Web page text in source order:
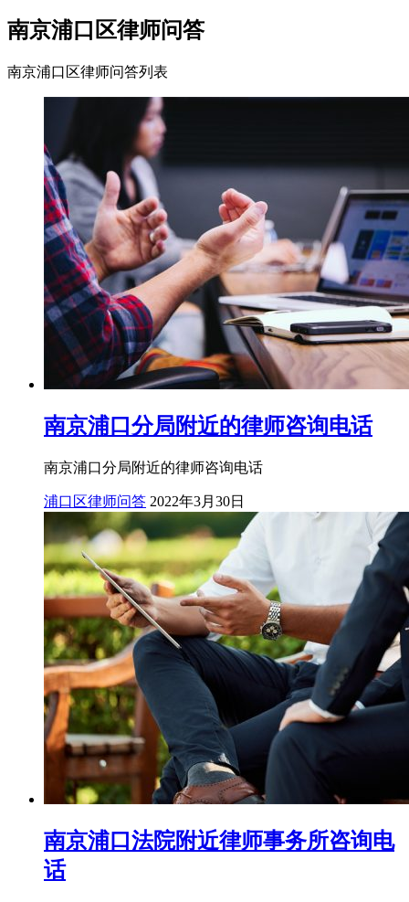
南京浦口区律师问答
南京浦口区律师问答列表
南京浦口分局附近的律师咨询电话
南京浦口分局附近的律师咨询电话
浦口区律师问答 2022年3月30日
南京浦口法院附近律师事务所咨询电
话